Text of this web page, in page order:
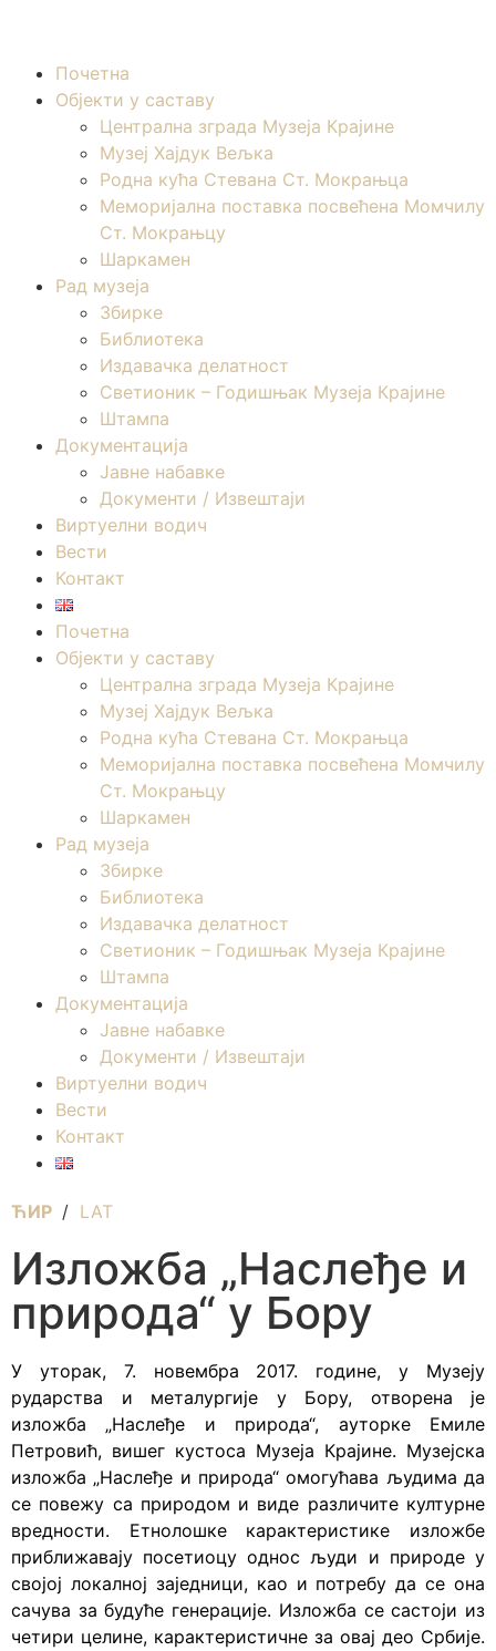
Почетна
Објекти у саставу
Централна зграда Музеја Крајине
Музеј Хајдук Вељка
Родна кућа Стевана Ст. Мокрањца
Меморијална поставка посвећена Момчилу
Ст. Мокрањцу
Шаркамен
Рад музеја
Збирке
Библиотека
Издавачка делатност
Светионик – Годишњак Музеја Крајине
Штампа
Документација
Јавне набавке
Документи / Извештаји
Виртуелни водич
Вести
Контакт
Почетна
Објекти у саставу
Централна зграда Музеја Крајине
Музеј Хајдук Вељка
Родна кућа Стевана Ст. Мокрањца
Меморијална поставка посвећена Момчилу
Ст. Мокрањцу
Шаркамен
Рад музеја
Збирке
Библиотека
Издавачка делатност
Светионик – Годишњак Музеја Крајине
Штампа
Документација
Јавне набавке
Документи / Извештаји
Виртуелни водич
Вести
Контакт
ЋИР / LAT
Изложба „Наслеђе и
природа“ у Бору
У уторак, 7. новембра 2017. године, у Музеју
рударства и металургије у Бору, отворена је
изложба „Наслеђе и природа“, ауторке Емиле
Петровић, вишег кустоса Музеја Крајине. Музејска
изложба „Наслеђе и природа“ омогућава људима да
се повежу са природом и виде различите културне
вредности. Етнолошке карактеристике изложбе
приближавају посетиоцу однос људи и природе у
својој локалној заједници, као и потребу да се она
сачува за будуће генерације. Изложба се састоји из
четири целине, карактеристичне за овај део Србије.